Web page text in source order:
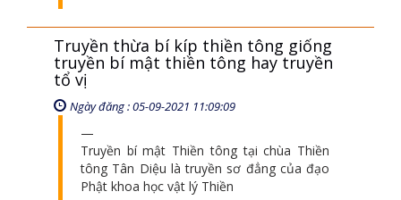
Truyền thừa bí kíp thiền tông giống
truyền bí mật thiền tông hay truyền
tổ vị
Ngày đăng : 05-09-2021 11:09:09
Truyền bí mật Thiền tông tại chùa Thiền
tông Tân Diệu là truyền sơ đẳng của đạo
Phật khoa học vật lý Thiền